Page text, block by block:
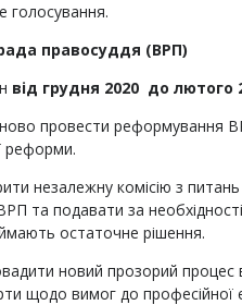
голосування.
правосуддя (ВРП)
від грудня 2020 до лютого
провести реформування
реформи.
незалежну комісію з
та подавати за
остаточне рішення.
новий прозорий процес
щодо вимог до професійної